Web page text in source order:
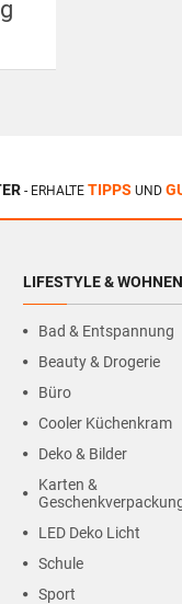
- ERHALTE TIPPS UND
LIFESTYLE & WOHNEN
Bad & Entspannung
Beauty & Drogerie
Büro
Cooler Küchenkram
Deko & Bilder
Karten &
LED Deko Licht
Schule
Sport